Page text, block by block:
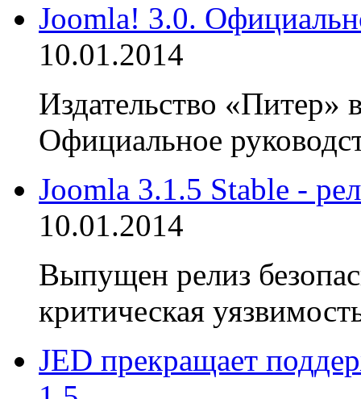
Joomla! 3.0.
10.01.2014
Издательство «Питер»
Официальное
Joomla 3.1.5 Stable -
10.01.2014
Выпущен релиз
критическая
JED прекращает